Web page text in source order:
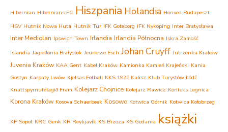
Hibernian Hibernians FC Hiszpania Holandia Honved Budapeszt
HSV Hutnik Nowa Huta Hutnik Tur IFK Goteborg IFK Nyköping Inter Bratysława
Inter Mediolan Ipswich Town Irlandia Irlandia Północna Iskra Zamość
Islandia Jagiellonia Białystok Jeunesse Esch Johan Cruyff Jutrzenka Kraków
Juvenia Kraków KAA Gent Kabel Kraków Kamionka Kamień Krajeński Kania
Gostyn Karpaty Lwów Kjelsas Fotball KKS 1925 Kalisz Klub Turystów Łódź
Knattspyrnufélagið Fram Kolejarz Chojnice Kolejarz Rawicz Konfeks Legnica
Korona Kraków Kosova Schaerbeek Kosowo Kotwica Górnik Kotwica Kołobrzeg
KP Sopot KRC Genk KR Reykjavík KS Brzoza KS Gedania książki